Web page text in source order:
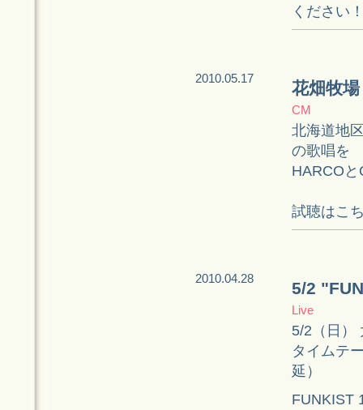
ください
2010.05.17
花畑牧
CM
北海道地
の歌唱を
HARCO
試聴はこ
2010.04.28
5/2
Live
5/2（日）
タイムテ
延）
FUNKIST